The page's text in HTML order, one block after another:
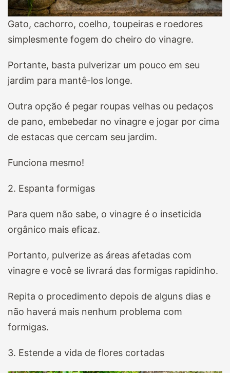
Gato, cachorro, coelho, toupeiras e roedores
simplesmente fogem do cheiro do vinagre.
Portante, basta pulverizar um pouco em seu
jardim para mantê-los longe.
Outra opção é pegar roupas velhas ou pedaços
de pano, embebedar no vinagre e jogar por cima
de estacas que cercam seu jardim.
Funciona mesmo!
2. Espanta formigas
Para quem não sabe, o vinagre é o inseticida
orgânico mais eficaz.
Portanto, pulverize as áreas afetadas com
vinagre e você se livrará das formigas rapidinho.
Repita o procedimento depois de alguns dias e
não haverá mais nenhum problema com
formigas.
3. Estende a vida de flores cortadas